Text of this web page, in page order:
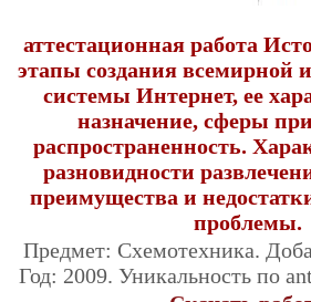
аттестационная работа
этапы создания всемирной
системы Интернет, ее
назначение, сферы
распространенность.
разновидности
преимущества и
проблемы.
Предмет: Схемотехника.
Год: 2009. Уникальность по